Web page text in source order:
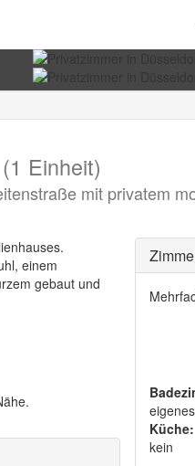
(1 Einheit)
mit privatem
eigenes
Küche:
kein
einem
gebaut und